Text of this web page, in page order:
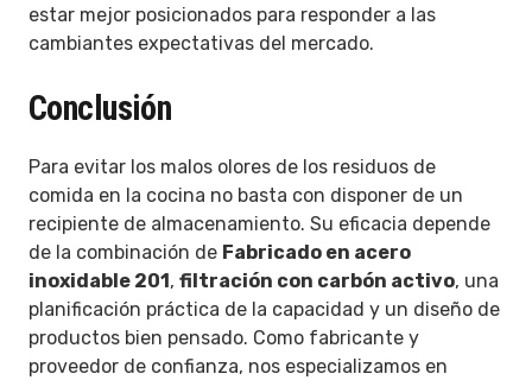
estar mejor posicionados para responder a las
cambiantes expectativas del mercado.
Conclusión
Para evitar los malos olores de los residuos de
comida en la cocina no basta con disponer de un
recipiente de almacenamiento. Su eficacia depende
de la combinación de Fabricado en acero
inoxidable 201, filtración con carbón activo, una
planificación práctica de la capacidad y un diseño de
productos bien pensado. Como fabricante y
proveedor de confianza, nos especializamos en